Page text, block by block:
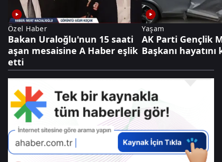
Özel Haber
Bakan Uraloğlu'nun 15 saati
aşan mesaisine A Haber eşlik
etti
Yaşam
AK Parti Gençlik
Başkanı